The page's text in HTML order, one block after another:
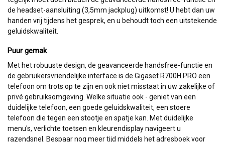
de headset-aansluiting (3,5mm jackplug) uitkomst! U hebt dan uw
handen vrij tijdens het gesprek, en u behoudt toch een uitstekende
geluidskwaliteit.
Puur gemak
Met het robuuste design, de geavanceerde handsfree-functie en
de gebruikersvriendelijke interface is de Gigaset R700H PRO een
telefoon om trots op te zijn en ook niet misstaat in uw zakelijke of
privé gebruiksomgeving. Welke situatie ook - geniet van een
duidelijke telefoon, een goede geluidskwaliteit, een stoere
telefoon die tegen een stootje en spatje kan. Met duidelijke
menu's, verlichte toetsen en kleurendisplay navigeert u
razendsnel. Bespaar nog meer tijd middels het adresboek voor